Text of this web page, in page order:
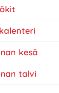
kesä
talvi